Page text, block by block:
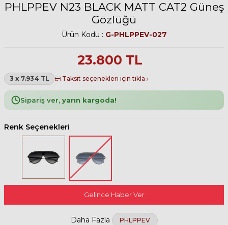
PHLPPEV N23 BLACK MATT CAT2 Güneş
Gözlüğü
Ürün Kodu : G-PHLPPEV-027
23.800 TL
3 x 7.934 TL Taksit seçenekleri için tıkla
Sipariş ver, yarın kargoda!
Renk Seçenekleri
Gelince Haber Ver
Daha Fazla PHLPPEV